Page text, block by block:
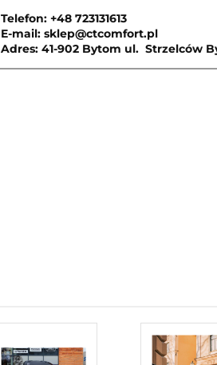
Telefon: +48 723131613
E-mail: sklep@ctcomfort.pl
Adres: 41-902 Bytom ul. Strzelców